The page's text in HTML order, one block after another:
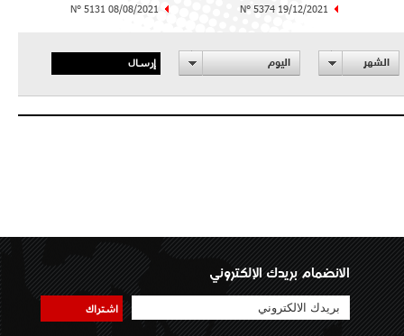
N° 5374 19/12/2021
N° 5131 08/08/2021
الشهر اليوم إرسال
الانضمام بريدك الإلكتروني
اشتراك